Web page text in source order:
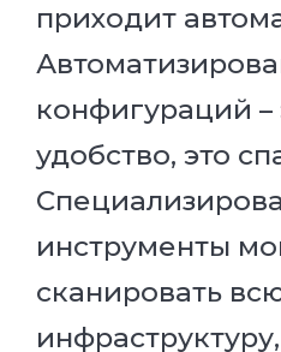
приходит
конфигураций –
удобство, это
инструменты
сканировать